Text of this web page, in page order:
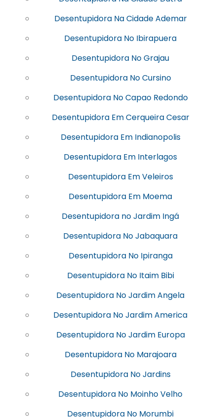
Desentupidora Na Cidade Ademar
Desentupidora No Ibirapuera
Desentupidora No Grajau
Desentupidora No Cursino
Desentupidora No Capao Redondo
Desentupidora Em Cerqueira Cesar
Desentupidora Em Indianopolis
Desentupidora Em Interlagos
Desentupidora Em Veleiros
Desentupidora Em Moema
Desentupidora no Jardim Ingá
Desentupidora No Jabaquara
Desentupidora No Ipiranga
Desentupidora No Itaim Bibi
Desentupidora No Jardim Angela
Desentupidora No Jardim America
Desentupidora No Jardim Europa
Desentupidora No Marajoara
Desentupidora No Jardins
Desentupidora No Moinho Velho
Desentupidora No Morumbi